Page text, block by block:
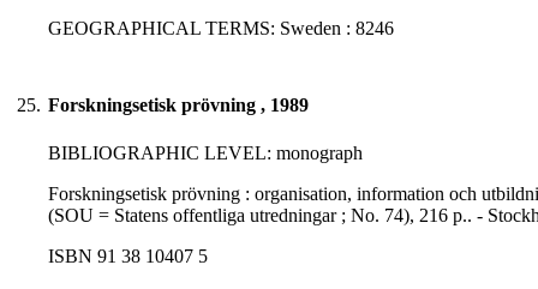
GEOGRAPHICAL TERMS: Sweden : 8246
25. Forskningsetisk prövning , 1989
BIBLIOGRAPHIC LEVEL: monograph
Forskningsetisk prövning : organisation, information och
(SOU = Statens offentliga utredningar ; No. 74), 216 p.. -
ISBN 91 38 10407 5